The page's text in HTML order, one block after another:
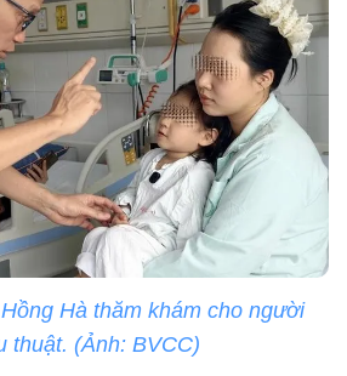
Hà thăm khám cho người
thuật. (Ảnh: BVCC)